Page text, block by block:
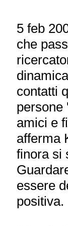
5 feb
che
contatti
persone
amici e
afferma
finora si
essere
positiva.